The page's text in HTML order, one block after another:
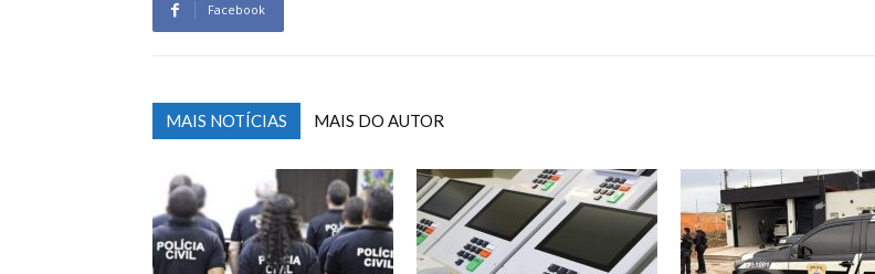
Facebook
MAIS NOTÍCIAS MAIS DO AUTOR